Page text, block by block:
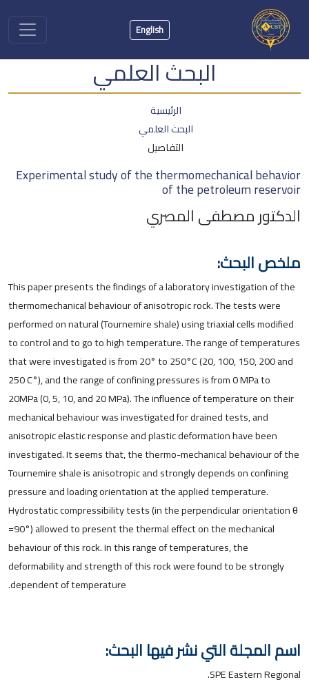
English
البحث العلمي
الرئيسية
البحث العلمي
التفاصيل
Experimental study of the thermomechanical behavior
of the petroleum reservoir
الدكتور مصطفى المصري
ملخص البحث:
This paper presents the findings of a laboratory investigation of the
thermomechanical behaviour of anisotropic rock. The tests were
performed on natural (Tournemire shale) using triaxial cells modified
to control and to go to high temperature. The range of temperatures
that were investigated is from 20° to 250°C (20, 100, 150, 200 and
250 C°), and the range of confining pressures is from 0 MPa to
20MPa (0, 5, 10, and 20 MPa). The influence of temperature on their
mechanical behaviour was investigated for drained tests, and
anisotropic elastic response and plastic deformation have been
investigated. It seems that, the thermo-mechanical behaviour of the
Tournemire shale is anisotropic and strongly depends on confining
pressure and loading orientation at the applied temperature.
Hydrostatic compressibility tests (in the perpendicular orientation θ
=90°) allowed to present the thermal effect on the mechanical
behaviour of this rock. In this range of temperatures, the
deformability and strength of this rock were found to be strongly
dependent of temperature.
اسم المجلة التي نشر فيها البحث:
SPE Eastern Regional.